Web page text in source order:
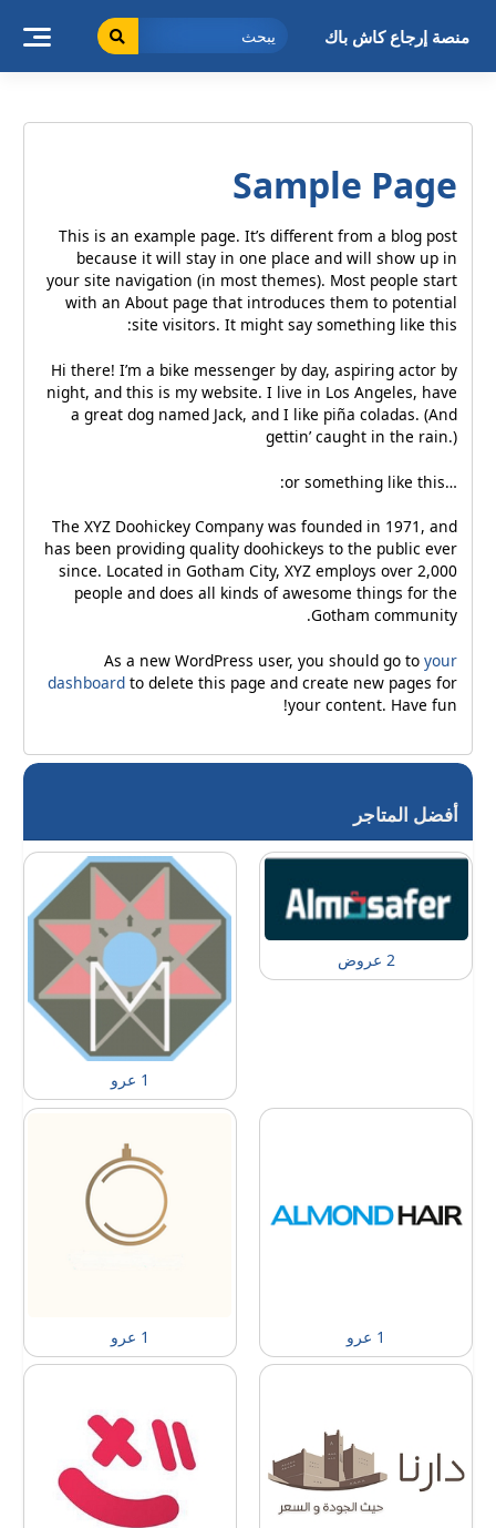
منصة إرجاع كاش باك
Sample Page
This is an example page. It’s different from a blog post
because it will stay in one place and will show up in
your site navigation (in most themes). Most people start
with an About page that introduces them to potential
site visitors. It might say something like this:
Hi there! I’m a bike messenger by day, aspiring actor by
night, and this is my website. I live in Los Angeles, have
a great dog named Jack, and I like piña coladas. (And
gettin’ caught in the rain.)
…or something like this:
The XYZ Doohickey Company was founded in 1971, and
has been providing quality doohickeys to the public ever
since. Located in Gotham City, XYZ employs over 2,000
people and does all kinds of awesome things for the
Gotham community.
As a new WordPress user, you should go to your
dashboardto delete this page and create new pages for
your content. Have fun!
أفضل المتاجر
2 عروض
1 عرو
1 عرو 1 عرو